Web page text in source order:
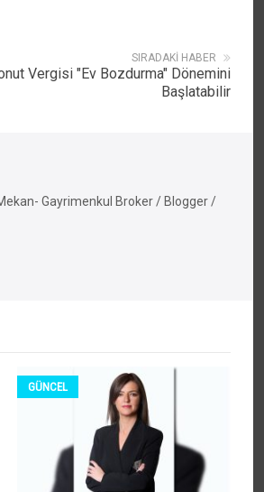
SIRADAKI HABER
Vergisi "Ev Bozdurma" Dönemini
Başlatabilir
Gayrimenkul Broker / Blogger /
GÜNCEL